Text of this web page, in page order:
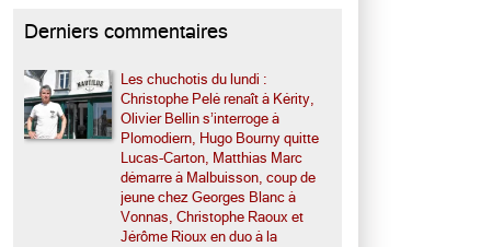
Derniers commentaires
Les chuchotis du lundi :
Christophe Pelé renaît à Kérity,
Olivier Bellin s’interroge à
Plomodiern, Hugo Bourny quitte
Lucas-Carton, Matthias Marc
démarre à Malbuisson, coup de
jeune chez Georges Blanc à
Vonnas, Christophe Raoux et
Jérôme Rioux en duo à la